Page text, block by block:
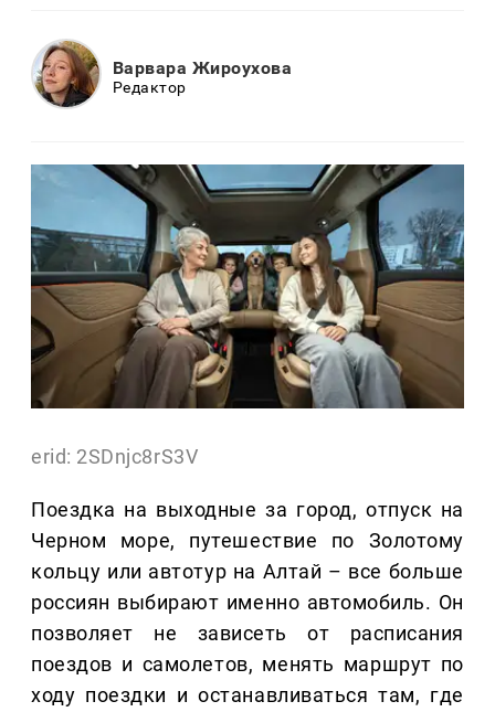
Варвара Жироухова
Редактор
erid: 2SDnjc8rS3V
Поездка на выходные за город, отпуск на
Черном море, путешествие по Золотому
кольцу или автотур на Алтай – все больше
россиян выбирают именно автомобиль. Он
позволяет не зависеть от расписания
поездов и самолетов, менять маршрут по
ходу поездки и останавливаться там, где